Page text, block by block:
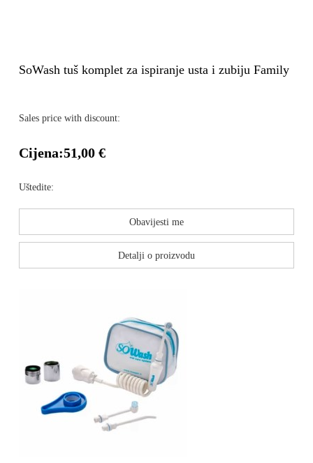
SoWash tuš komplet za ispiranje usta i zubiju Family
Sales price with discount:
Cijena:51,00 €
Uštedite:
Obavijesti me
Detalji o proizvodu